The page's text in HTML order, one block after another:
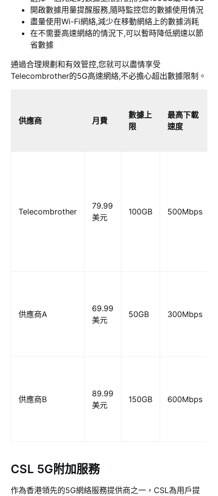
開啟數據用量提醒服務,隨時監控您的數據使用情況
盡量使用Wi-Fi網絡,減少在移動網絡上的數據消耗
在不需要高速網絡的情況下,可以暫時降低網速以節
省數據
通過合理規劃和有效管控,您就可以盡情享受
Telecombrother的5G高速網絡,不必擔心超出數據限制。
供應商 月費
數據上
限
最高下載
速度
Telecombrother
79.99
美元
100GB 500Mbps
供應商A
69.99
美元
50GB 300Mbps
供應商B
89.99
美元
150GB 600Mbps
CSL 5G附加服務
作為香港領先的5G網絡服務提供商之一，CSL為用戶提